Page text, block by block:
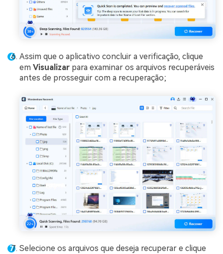
Assim que o aplicativo concluir a verificação, clique
em Visualizar para examinar os arquivos recuperáveis
antes de prosseguir com a recuperação;
Selecione os arquivos que deseja recuperar e clique